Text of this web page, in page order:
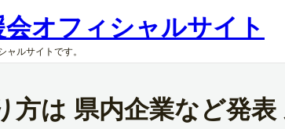
オフィシャルサイト
ルサイトです。
方は 県内企業など発